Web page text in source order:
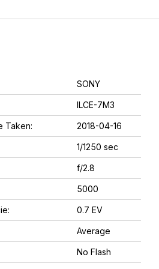
SONY
ILCE-7M3
Taken: 2018-04-16
1/1250 sec
f/2.8
5000
0.7 EV
Average
No Flash